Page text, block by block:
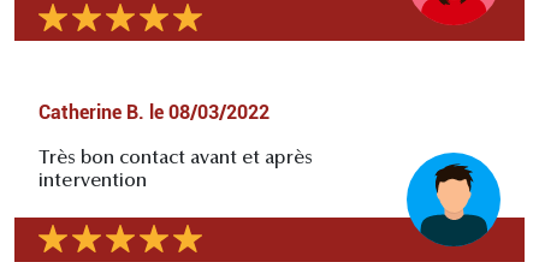
Catherine B. le 08/03/2022
Très bon contact avant et après
intervention